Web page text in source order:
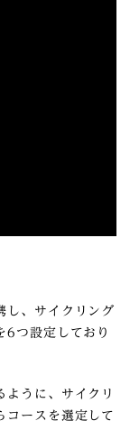
し、サイクリング
6つ設定しており
ように、サイクリ
コースを選定して